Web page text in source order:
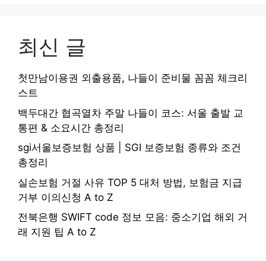
최신 글
첫만남이용권 외출용품, 나들이 준비물 꼼꼼 체크리
스트
백두대간 협곡열차 주말 나들이 코스: 서울 출발 교
통편 & 소요시간 총정리
sgi서울보증보험 상품 | SGI 보증보험 종류와 조건
총정리
실손보험 거절 사유 TOP 5 대처 방법, 보험금 지급
거부 이의신청 A to Z
전북은행 SWIFT code 정보 모음: 중소기업 해외 거
래 지원 팁 A to Z